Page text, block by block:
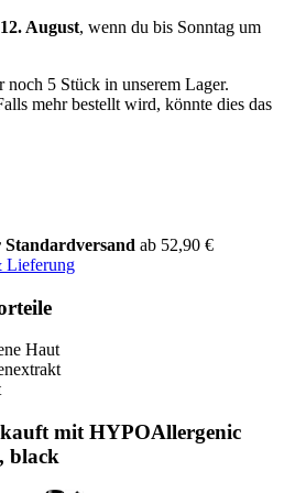
August, wenn du bis Sonntag um
5 Stück in unserem Lager.
mehr bestellt wird, könnte dies das
Standardversand ab 52,90 €
Lieferung
Haut
mit HYPOAllergenic
black